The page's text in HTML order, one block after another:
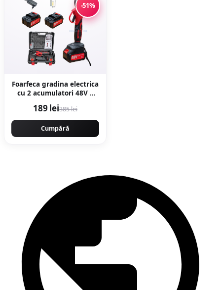
-51%
Foarfeca gradina electrica
cu 2 acumulatori 48V x
diametru taiere 27mm,
Valiza, profesional
Motoyama Japan
CMP1728
189 lei385 lei
Cumpără